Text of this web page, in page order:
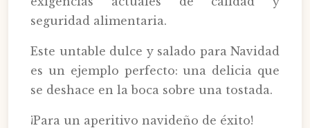
seguridad alimentaria.
Este untable dulce y salado para Navidad
es un ejemplo perfecto: una delicia que
se deshace en la boca sobre una tostada.
¡Para un aperitivo navideño de éxito!